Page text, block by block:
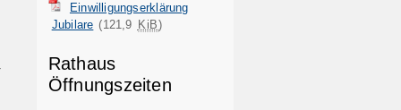
Einwilligungserklärung
Jubilare (121,9 KiB)
Rathaus
Öffnungszeiten